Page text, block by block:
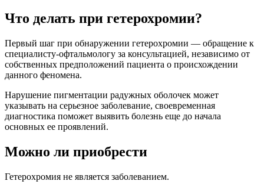
Что делать при гетерохромии?
Первый шаг при обнаружении гетерохромии — обращение к
специалисту-офтальмологу за консультацией, независимо от
собственных предположений пациента о происхождении
данного феномена.
Нарушение пигментации радужных оболочек может
указывать на серьезное заболевание, своевременная
диагностика поможет выявить болезнь еще до начала
основных ее проявлений.
Можно ли приобрести
Гетерохромия не является заболеванием.